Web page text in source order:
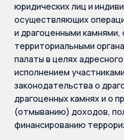
юридических лиц и
осуществляющих
и драгоценными
территориальными
палаты в целях
исполнением
законодательства о
драгоценных камнях и о
(отмыванию) доходов,
финансированию